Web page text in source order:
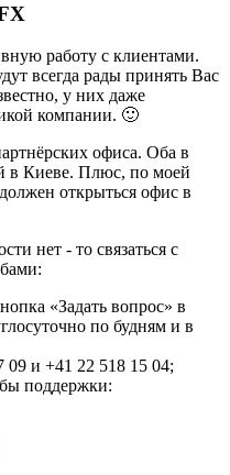
работу с клиентами.
всегда рады принять Вас
у них даже
компании. 🙂
офиса. Оба в
в Киеве. Плюс, по моей
открыться офис в
нет - то связаться с
«Задать вопрос» в
по будням и в
09 и +41 22 518 15 04;
поддержки: